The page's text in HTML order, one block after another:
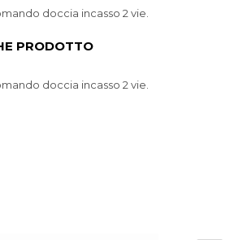
doccia incasso 2 vie.
PRODOTTO
doccia incasso 2 vie.